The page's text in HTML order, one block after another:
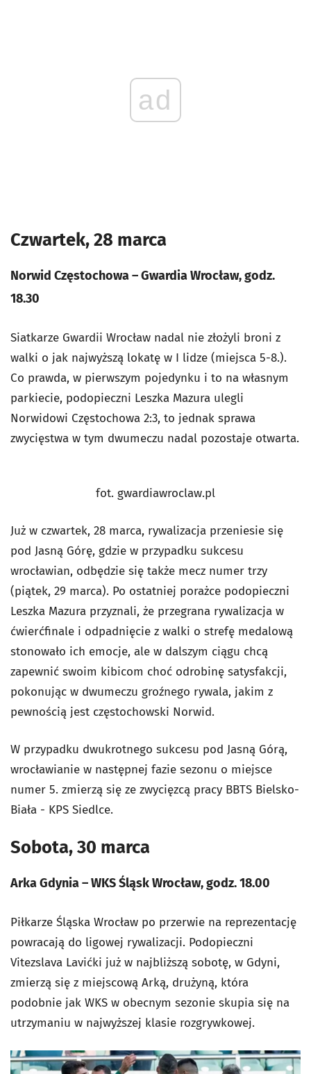
ad
Czwartek, 28 marca
Norwid Częstochowa – Gwardia Wrocław, godz.
18.30
Siatkarze Gwardii Wrocław nadal nie złożyli broni z
walki o jak najwyższą lokatę w I lidze (miejsca 5-8.).
Co prawda, w pierwszym pojedynku i to na własnym
parkiecie, podopieczni Leszka Mazura ulegli
Norwidowi Częstochowa 2:3, to jednak sprawa
zwycięstwa w tym dwumeczu nadal pozostaje otwarta.
fot. gwardiawroclaw.pl
Już w czwartek, 28 marca, rywalizacja przeniesie się
pod Jasną Górę, gdzie w przypadku sukcesu
wrocławian, odbędzie się także mecz numer trzy
(piątek, 29 marca). Po ostatniej porażce podopieczni
Leszka Mazura przyznali, że przegrana rywalizacja w
ćwierćfinale i odpadnięcie z walki o strefę medalową
stonowało ich emocje, ale w dalszym ciągu chcą
zapewnić swoim kibicom choć odrobinę satysfakcji,
pokonując w dwumeczu groźnego rywala, jakim z
pewnością jest częstochowski Norwid.
W przypadku dwukrotnego sukcesu pod Jasną Górą,
wrocławianie w następnej fazie sezonu o miejsce
numer 5. zmierzą się ze zwycięzcą pracy BBTS Bielsko-
Biała - KPS Siedlce.
Sobota, 30 marca
Arka Gdynia – WKS Śląsk Wrocław, godz. 18.00
Piłkarze Śląska Wrocław po przerwie na reprezentację
powracają do ligowej rywalizacji. Podopieczni
Vitezslava Lavićki już w najbliższą sobotę, w Gdyni,
zmierzą się z miejscową Arką, drużyną, która
podobnie jak WKS w obecnym sezonie skupia się na
utrzymaniu w najwyższej klasie rozgrywkowej.